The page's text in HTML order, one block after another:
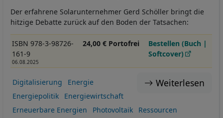
Der erfahrene Solarunternehmer Gerd Schöller bringt die
hitzige Debatte zurück auf den Boden der Tatsachen:
ISBN 978-3-98726-
161-9
06.08.2025
24,00 € Portofrei
Bestellen (Buch |
Softcover)
Weiterlesen
Digitalisierung
Energie
Energiepolitik
Energiewirtschaft
Erneuerbare Energien
Photovoltaik
Ressourcen